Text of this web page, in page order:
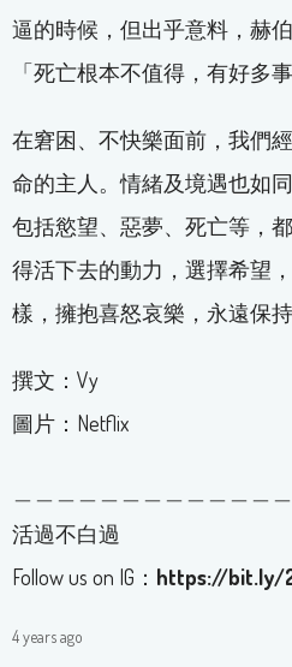
逼的時候，但出乎意料，赫
「死亡根本不值得，有好多
在窘困、不快樂面前，我們
命的主人。情緒及境遇也如
包括慾望、惡夢、死亡等，
得活下去的動力，選擇希望
樣，擁抱喜怒哀樂，永遠保
撰文：Vy
圖片：Netflix
活過不白過
Follow us on IG： https://bit.ly/
4 years ago